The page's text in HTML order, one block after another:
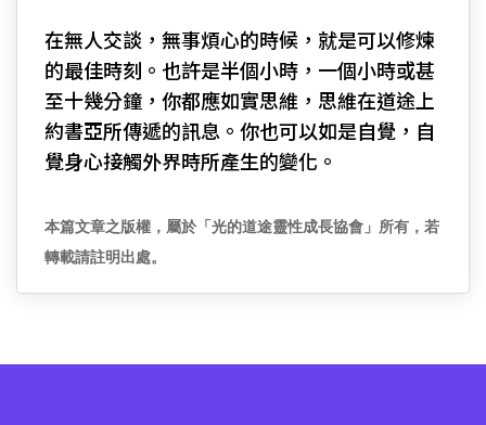
在無人交談，無事煩心的時候，就是可以修煉
的最佳時刻。也許是半個小時，一個小時或甚
至十幾分鐘，你都應如實思維，思維在道途上
約書亞所傳遞的訊息。你也可以如是自覺，自
覺身心接觸外界時所產生的變化。
本篇文章之版權，屬於「光的道途靈性成長協會」所有，若
轉載請註明出處。